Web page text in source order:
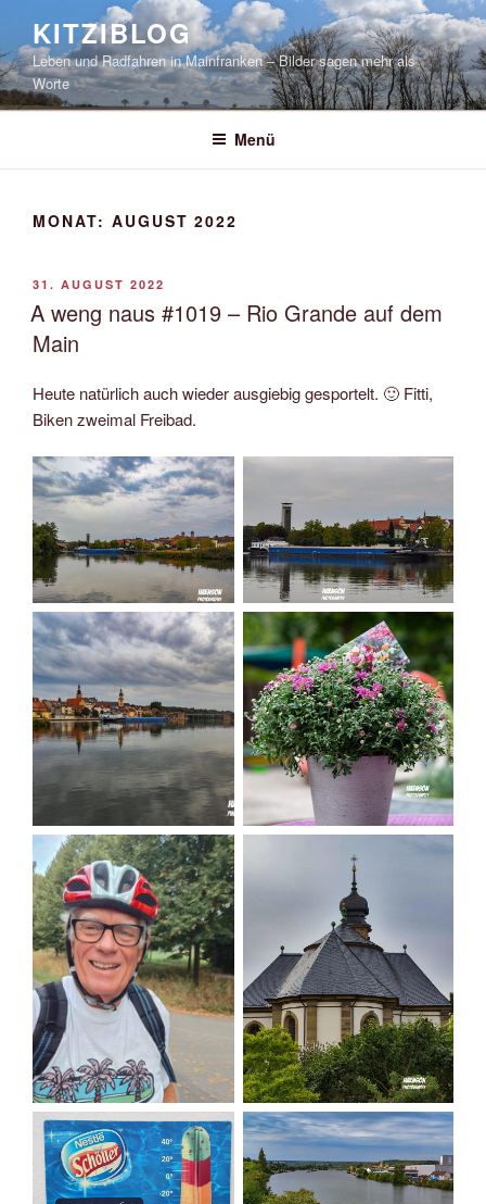
springen
KITZIBLOG
Leben und Radfahren in Mainfranken – Bilder sagen mehr als
Worte
Menü
MONAT: AUGUST 2022
VERÖFFENTLICHT
AM
31. AUGUST 2022
A weng naus #1019 – Rio Grande auf dem
Main
Heute natürlich auch wieder ausgiebig gesportelt. 🙂 Fitti,
Biken zweimal Freibad.